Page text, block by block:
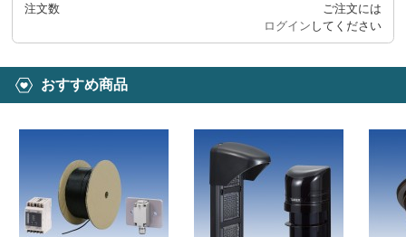
注文数
ご注文には
ログイン してください
おすすめ商品